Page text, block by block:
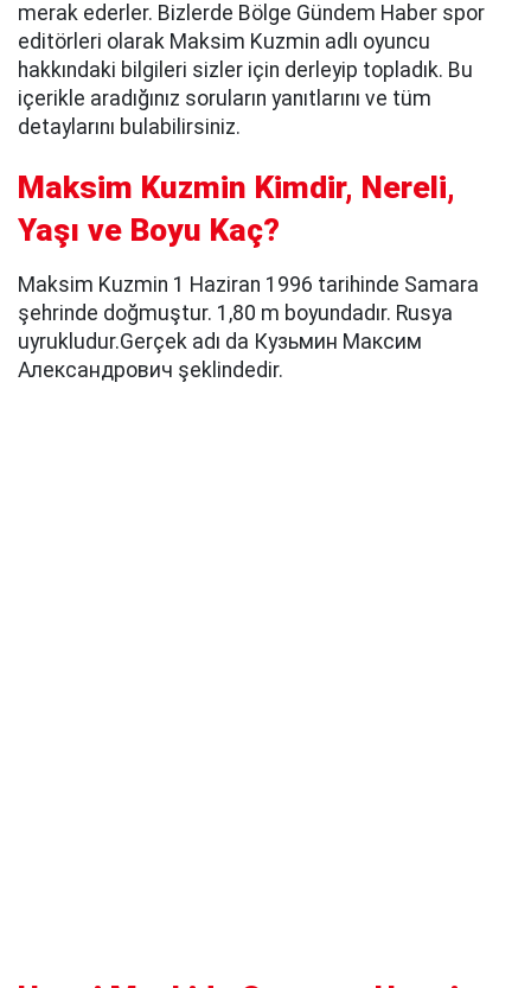
merak ederler. Bizlerde Bölge Gündem Haber spor
editörleri olarak Maksim Kuzmin adlı oyuncu
hakkındaki bilgileri sizler için derleyip topladık. Bu
içerikle aradığınız soruların yanıtlarını ve tüm
detaylarını bulabilirsiniz.
Maksim Kuzmin Kimdir, Nereli,
Yaşı ve Boyu Kaç?
Maksim Kuzmin 1 Haziran 1996 tarihinde Samara
şehrinde doğmuştur. 1,80 m boyundadır. Rusya
uyrukludur.Gerçek adı da Кузьмин Максим
Александрович şeklindedir.